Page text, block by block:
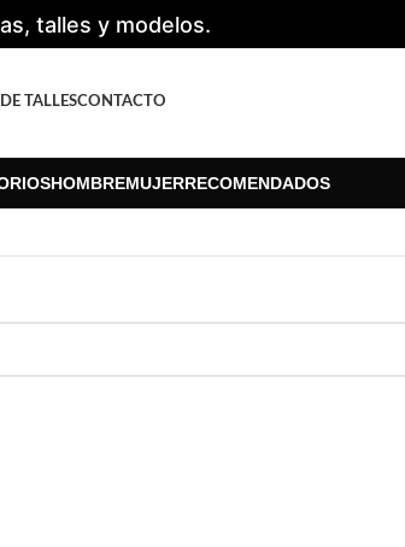
talles y modelos.
TALLESCONTACTO
HOMBREMUJERRECOMENDADOS